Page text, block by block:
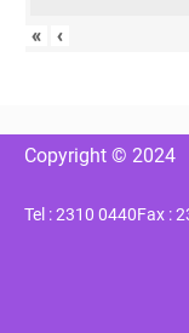
« ‹
Copyright © 2024
Tel : 2310 0440Fax :